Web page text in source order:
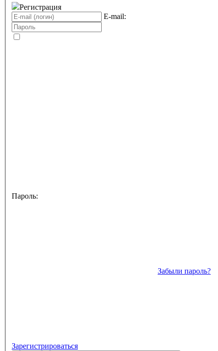
Регистрация
E-mail:
Пароль:
Забыли пароль?
Зарегистрироваться